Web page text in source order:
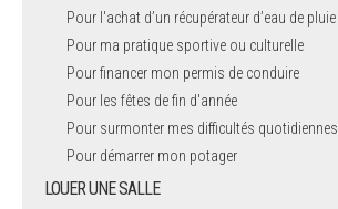
Pour l'achat d’un récupérateur d’eau de pluie
Pour ma pratique sportive ou culturelle
Pour financer mon permis de conduire
Pour les fêtes de fin d'année
Pour surmonter mes difficultés quotidiennes
Pour démarrer mon potager
LOUER UNE SALLE
PLAN D'ACTION MUNICIPAL
ARRÊTÉS MUNICIPAUX